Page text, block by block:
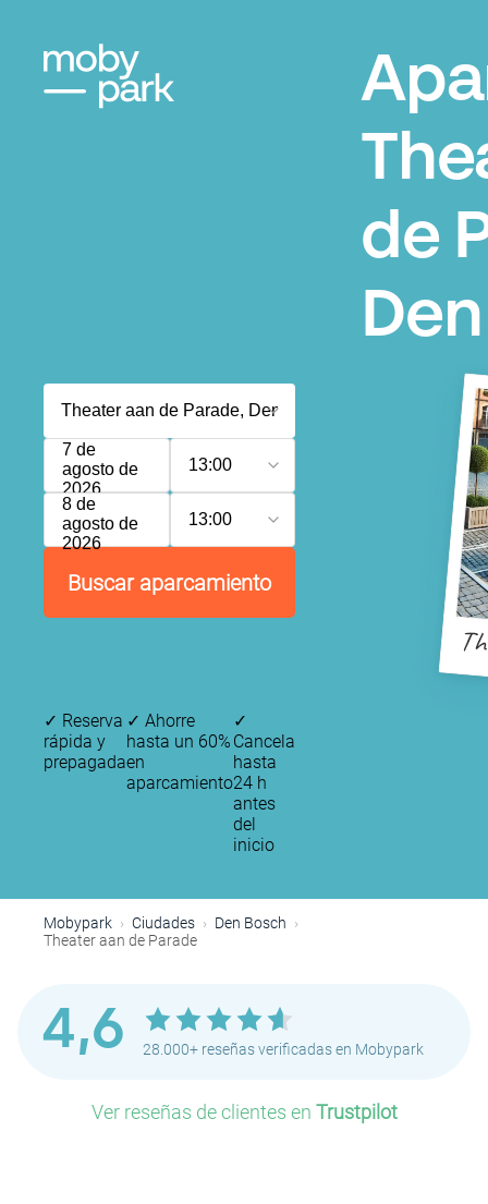
de
7 de
agosto de
2026
13:00
8 de
agosto de
2026
13:00
Buscar aparcamiento
✓ Reserva
rápida y
prepagada
✓ Ahorre
hasta un 60%
en
aparcamiento
✓
Cancela
hasta
24 h
antes
del
inicio
Mobypark Ciudades
Den Bosch
Theater aan de Parade
4,6 28.000+ reseñas verificadas en Mobypark
Ver reseñas de clientes en Trustpilot